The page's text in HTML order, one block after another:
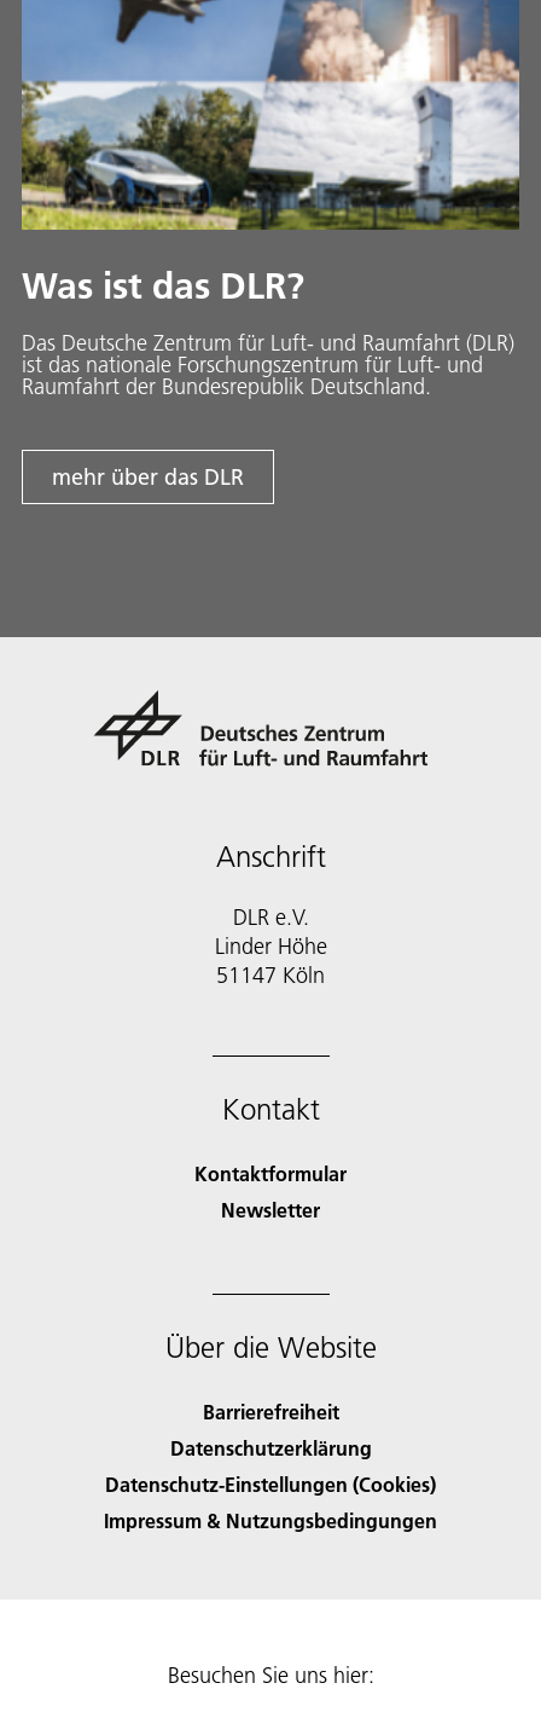
Was ist das DLR?
Das Deutsche Zentrum für Luft- und Raumfahrt (DLR)
ist das nationale Forschungszentrum für Luft- und
Raumfahrt der Bundesrepublik Deutschland.
mehr über das DLR
Anschrift
DLR e.V.
Linder Höhe
51147 Köln
Kontakt
Kontaktformular
Newsletter
Über die Website
Barrierefreiheit
Datenschutzerklärung
Datenschutz-Einstellungen (Cookies)
Impressum & Nutzungsbedingungen
Besuchen Sie uns hier: